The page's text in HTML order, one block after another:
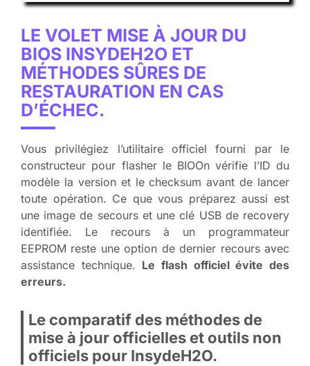
LE VOLET MISE À JOUR DU
BIOS INSYDEH2O ET
MÉTHODES SÛRES DE
RESTAURATION EN CAS
D’ÉCHEC.
Vous privilégiez l’utilitaire officiel fourni par le
constructeur pour flasher le BIOOn vérifie l’ID du
modèle la version et le checksum avant de lancer
toute opération. Ce que vous préparez aussi est
une image de secours et une clé USB de recovery
identifiée. Le recours à un programmateur
EEPROM reste une option de dernier recours avec
assistance technique. Le flash officiel évite des
erreurs.
Le comparatif des méthodes de
mise à jour officielles et outils non
officiels pour InsydeH2O.